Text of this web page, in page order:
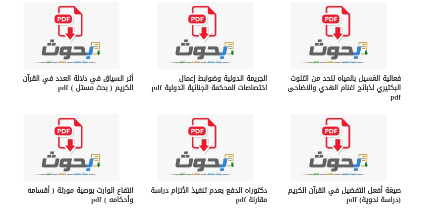
فعالية الغسيل بالمياه للحد من التلوث
البكتيري لذبائح اغنام الهدي والاضاحى
pdf
الجريمة الدولية وضوابط إعمال
اختصاصات المحكمة الجنائية الدولية pdf
أثر السياق في دلالة العدد في القرآن
الكريم ( بحث مستل ) pdf
صيغة أفعل التفضيل في القرآن الكريم
(دراسة نحوية) pdf
دكتوراه الدفع بعدم تنفيذ الأتزام دراسة
مقارنة pdf
انتفاع الوارث بوصية مورثة ( أقسامه
وأحكامه ) pdf